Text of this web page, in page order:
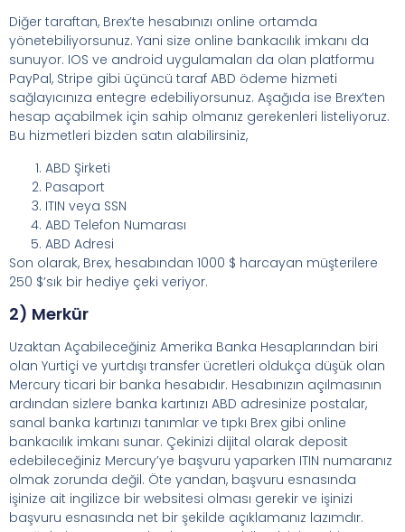
Diğer taraftan, Brex’te hesabınızı online ortamda
yönetebiliyorsunuz. Yani size online bankacılık imkanı da
sunuyor. IOS ve android uygulamaları da olan platformu
PayPal, Stripe gibi üçüncü taraf ABD ödeme hizmeti
sağlayıcınıza entegre edebiliyorsunuz. Aşağıda ise Brex’ten
hesap açabilmek için sahip olmanız gerekenleri listeliyoruz.
Bu hizmetleri bizden satın alabilirsiniz,
ABD Şirketi
Pasaport
ITIN veya SSN
ABD Telefon Numarası
ABD Adresi
Son olarak, Brex, hesabından 1000 $ harcayan müşterilere
250 $’sık bir hediye çeki veriyor.
2) Merkür
Uzaktan Açabileceğiniz Amerika Banka Hesaplarından biri
olan Yurtiçi ve yurtdışı transfer ücretleri oldukça düşük olan
Mercury ticari bir banka hesabıdır. Hesabınızın açılmasının
ardından sizlere banka kartınızı ABD adresinize postalar,
sanal banka kartınızı tanımlar ve tıpkı Brex gibi online
bankacılık imkanı sunar. Çekinizi dijital olarak deposit
edebileceğiniz Mercury’ye başvuru yaparken ITIN numaranız
olmak zorunda değil. Öte yandan, başvuru esnasında
işinize ait ingilizce bir websitesi olması gerekir ve işinizi
başvuru esnasında net bir şekilde açıklamanız lazımdır.